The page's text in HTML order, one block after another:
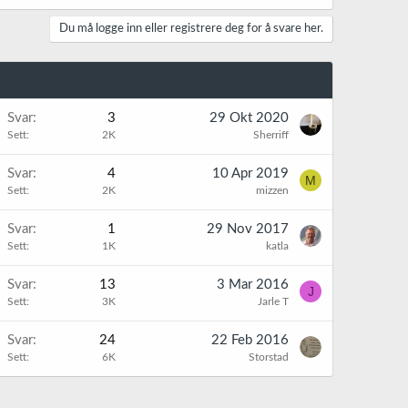
Du må logge inn eller registrere deg for å svare her.
Svar 3
Sett 2K
29 Okt 2020
Sherriff
Svar 4
Sett 2K
10 Apr 2019
mizzen
M
Svar 1
Sett 1K
29 Nov 2017
katla
Svar 13
Sett 3K
3 Mar 2016
Jarle T
J
Svar 24
Sett 6K
22 Feb 2016
Storstad